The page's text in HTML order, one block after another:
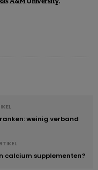
weinig verband
calcium supplementen?